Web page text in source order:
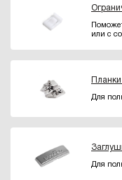
или с
Для
Для